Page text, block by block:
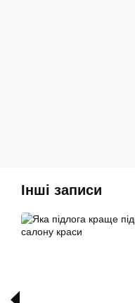
Інші записи